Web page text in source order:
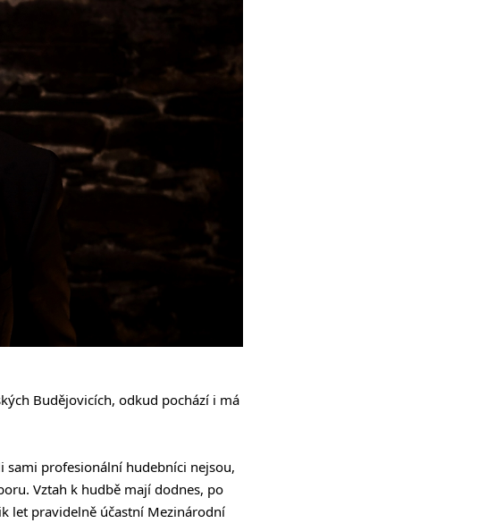
Budějovicích, odkud pochází i má
sami profesionální hudebníci nejsou,
Vztah k hudbě mají dodnes, po
let pravidelně účastní Mezinárodní